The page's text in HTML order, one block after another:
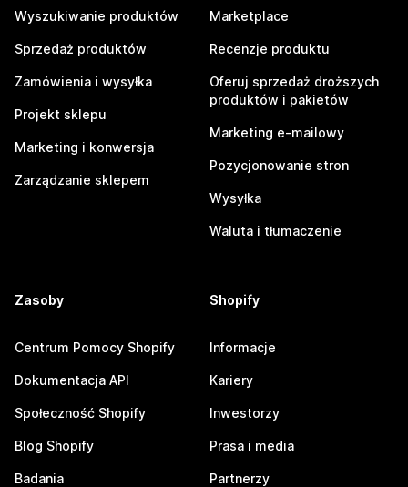
Wyszukiwanie produktów
Sprzedaż produktów
Zamówienia i wysyłka
Projekt sklepu
Marketing i konwersja
Zarządzanie sklepem
Marketplace
Recenzje produktu
Oferuj sprzedaż droższych
produktów i pakietów
Marketing e-mailowy
Pozycjonowanie stron
Wysyłka
Waluta i tłumaczenie
Zasoby
Centrum Pomocy Shopify
Dokumentacja API
Społeczność Shopify
Blog Shopify
Badania
Shopify
Informacje
Kariery
Inwestorzy
Prasa i media
Partnerzy